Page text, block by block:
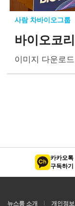
사람 차바이오그룹
바이오코
이미지 다운로드
카카오톡
구독하기
뉴스룸 소개 개인정